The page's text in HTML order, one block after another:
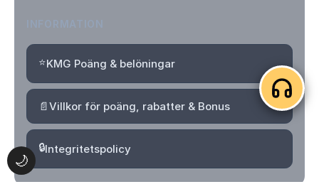
🌙
⭐KMG Poäng & belöningar
📄Villkor för poäng, rabatter & Bonus
🔒Integritetspolicy